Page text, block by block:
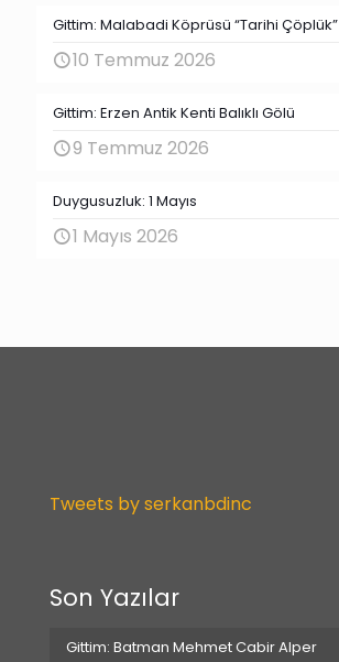
Gittim: Malabadi Köprüsü “Tarihi Çöplük”
10 Temmuz 2026
Gittim: Erzen Antik Kenti Balıklı Gölü
9 Temmuz 2026
Duygusuzluk: 1 Mayıs
1 Mayıs 2026
Tweets by serkanbdinc
Son Yazılar
Gittim: Batman Mehmet Cabir Alper